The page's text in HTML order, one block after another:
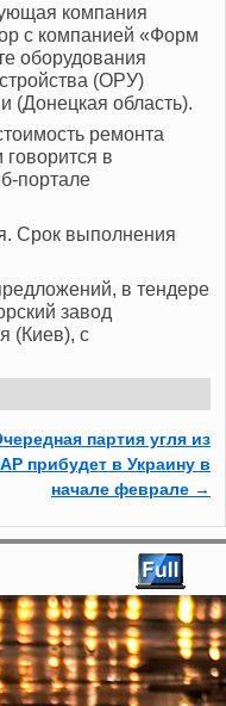
компания
с компанией «Форм
оборудования
(ОРУ)
(Донецкая область).
ремонта
в
портале
Срок выполнения
в тендере
завод
(Киев), с
партия угля из
прибудет в Украину в
начале феврале →